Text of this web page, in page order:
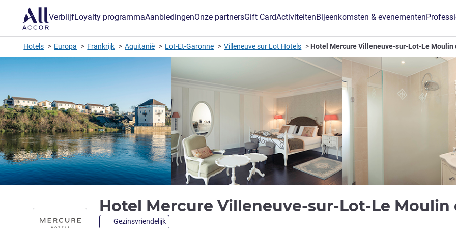
VerblijfLoyalty programmaAanbiedingenOnze partnersGift CardActiviteitenBijeenkomsten & evenementen
Hotels Europa Frankrijk Aquitanië Lot-Et-Garonne Villeneuve sur Lot Hotels Hotel Mercure Villeneuve-sur-Lot-Le Moulin
Hotel Mercure Villeneuve-sur-Lot-Le Moulin
Gezinsvriendelijk